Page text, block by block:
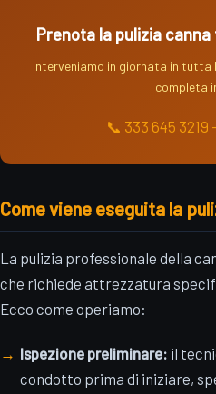
Prenota la pulizia
Interveniamo in giornata in tutta
completa
📞 333 645 3219
Come viene eseguita la
La pulizia professionale della
che richiede attrezzatura
Ecco come operiamo:
Ispezione preliminare: il
condotto prima di iniziare,